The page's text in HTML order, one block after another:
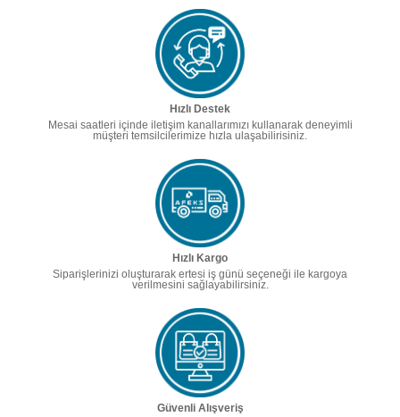
Hızlı Destek
Mesai saatleri içinde iletişim kanallarımızı kullanarak deneyimli
müşteri temsilcilerimize hızla ulaşabilirisiniz.
Hızlı Kargo
Siparişlerinizi oluşturarak ertesi iş günü seçeneği ile kargoya
verilmesini sağlayabilirsiniz.
Güvenli Alışveriş